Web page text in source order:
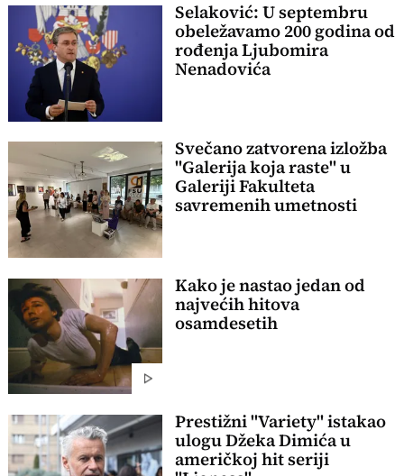
Selaković: U septembru
obeležavamo 200 godina od
rođenja Ljubomira
Nenadovića
Svečano zatvorena izložba
"Galerija koja raste" u
Galeriji Fakulteta
savremenih umetnosti
Kako je nastao jedan od
najvećih hitova
osamdesetih
Prestižni "Variety" istakao
ulogu Džeka Dimića u
američkoj hit seriji